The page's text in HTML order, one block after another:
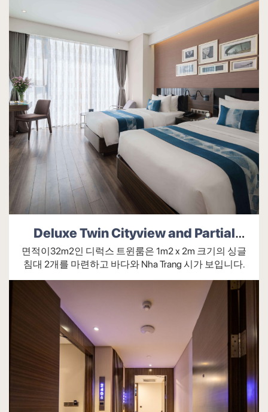
고속 와이파이 시스템
금고
깃털 베개가 포함된 특수 수면 쿠션은 어떤 자
세에서도 부드러운 느낌을 줍니다.
다리미판, 다리미판(요청 시)
망토
무료 생수(1인당 1병/일)
물 보일러
미니바(미니바의 음료 및 음료는 유료)
방독면
수화물 선반
슬리퍼
직통 전화 및 SOS 통합
Deluxe Twin Cityview and Partial
Seaview
면적이32m2인 디럭스 트윈룸은 1m2 x 2m 크기의 싱글
침대 2개를 마련하고 바다와 Nha Trang 시가 보입니다.